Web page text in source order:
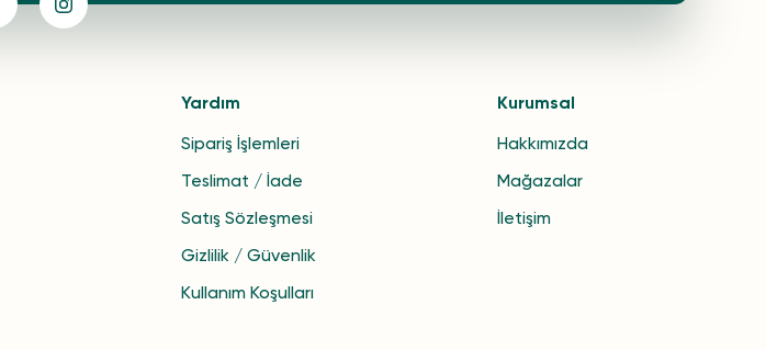
Yardım
Sipariş İşlemleri
Teslimat / İade
Satış Sözleşmesi
Gizlilik / Güvenlik
Kullanım Koşulları
Kurumsal
Hakkımızda
Mağazalar
İletişim